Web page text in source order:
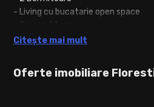
Oferte imobiliare
- Living cu bucatarie open space
- Parcare subterana inclusa in pret
Preț chirie 600 euro
Citește mai mult